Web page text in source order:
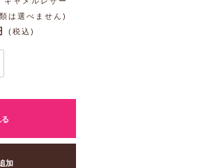
は選べません)
(税込)
加